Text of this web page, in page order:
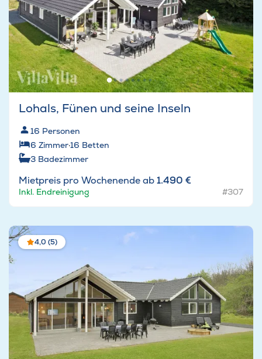
Lohals, Fünen und seine Inseln
16 Personen
6 Zimmer·16 Betten
3 Badezimmer
Mietpreis pro Wochenende ab1.490 €
Inkl. Endreinigung #307
4,0 (5)